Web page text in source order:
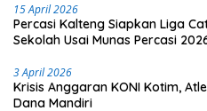
15 April 2026
Percasi Kalteng Siapkan Liga
Sekolah Usai Munas Percasi
3 April 2026
Krisis Anggaran KONI Kotim,
Dana Mandiri